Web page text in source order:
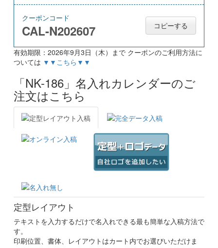
クーポンコード
CAL-N202607 コピーする
有効期限：2026年9月3日（木）まで クーポンのご利用方法に
ついては ▼▼こちら▼▼
「NK-186」名入れカレンダーのご
注文はこちら
定型レイアウト
テキストを入力するだけで名入れできる最も簡単な入稿方法で
す。
印刷位置、書体、レイアウトはカート内でお選びいただけま